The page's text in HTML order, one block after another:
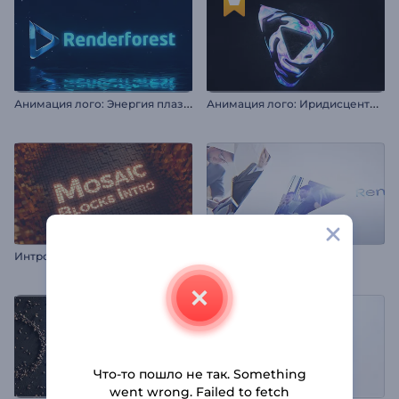
А
нимация лого: Энергия плазмы А
нимация лого: Иридисцентный эффект
Интро: Мозаичные блоки
Что-то пошло не так. Something
went wrong. Failed to fetch